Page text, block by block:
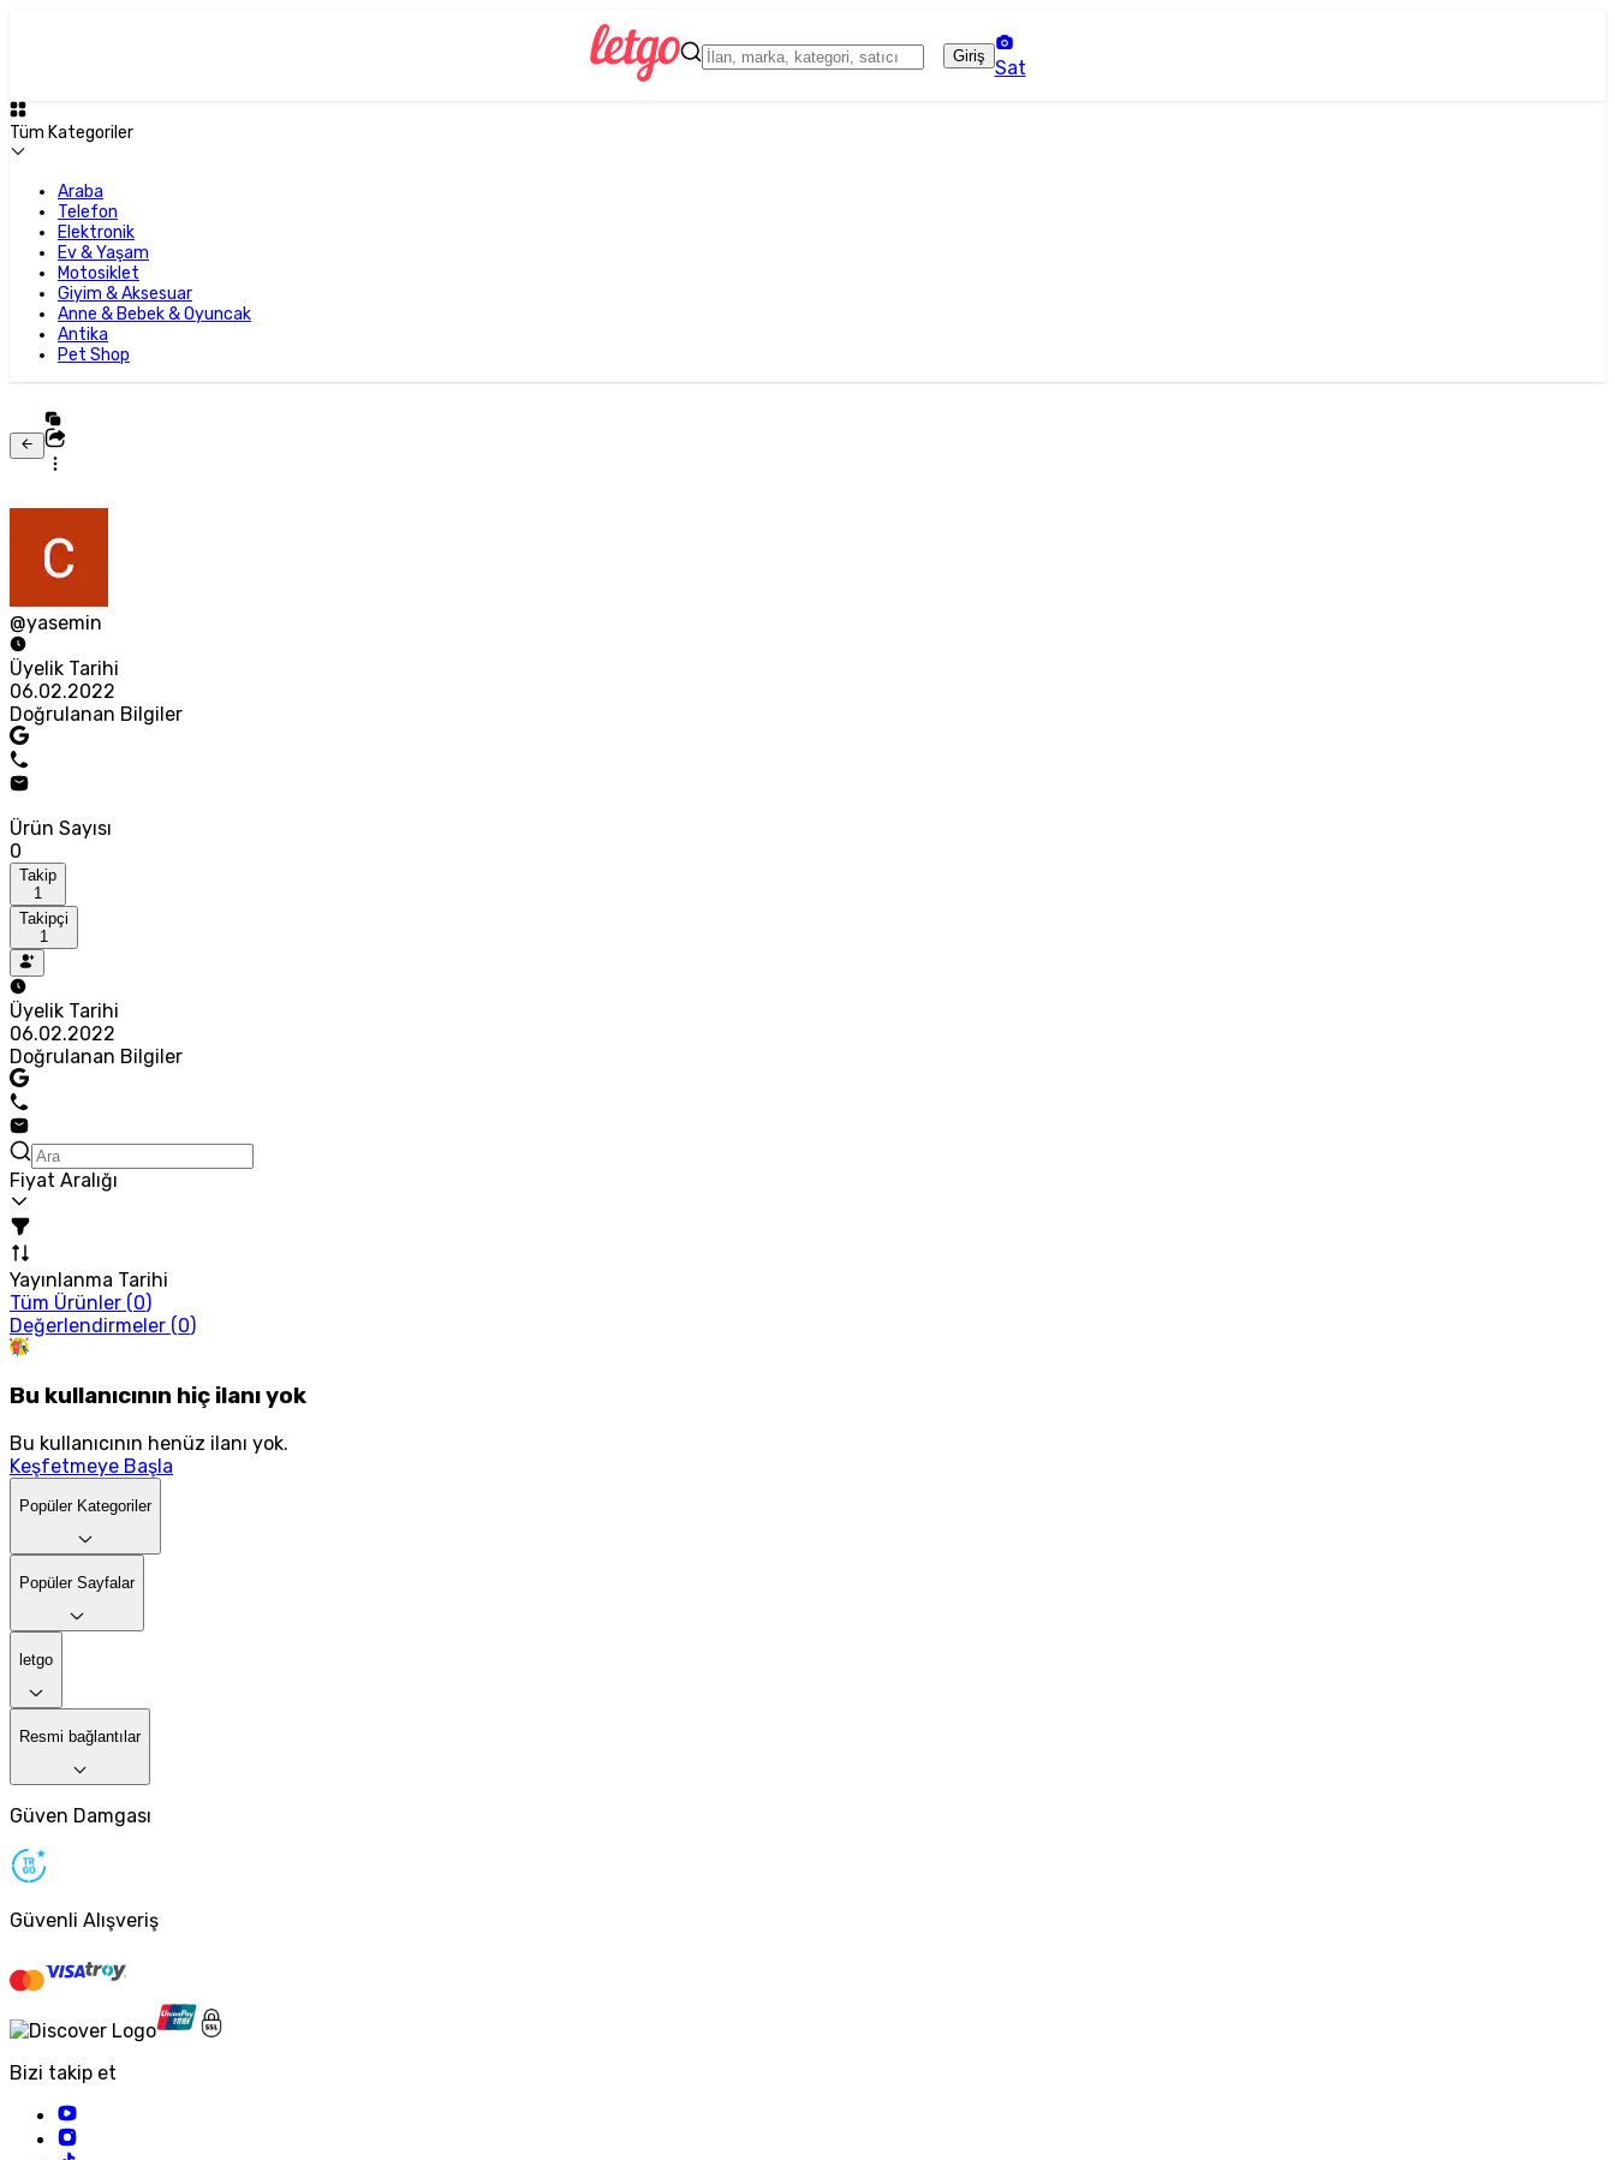
Giriş
Sat
Tüm Kategoriler
Araba
Telefon
Elektronik
Ev & Yaşam
Motosiklet
Giyim & Aksesuar
Anne & Bebek & Oyuncak
Antika
Pet Shop
@yasemin
Üyelik Tarihi
06.02.2022
Doğrulanan Bilgiler
Ürün Sayısı
0
Takip
1
Takipçi
1
Üyelik Tarihi
06.02.2022
Doğrulanan Bilgiler
Fiyat Aralığı
Yayınlanma Tarihi
Tüm Ürünler (0)
Değerlendirmeler (0)
Bu kullanıcının hiç ilanı yok
Bu kullanıcının henüz ilanı yok.
Keşfetmeye Başla
Popüler Kategoriler
Popüler Sayfalar
letgo
Resmi bağlantılar
Güven Damgası
Güvenli Alışveriş
Bizi takip et